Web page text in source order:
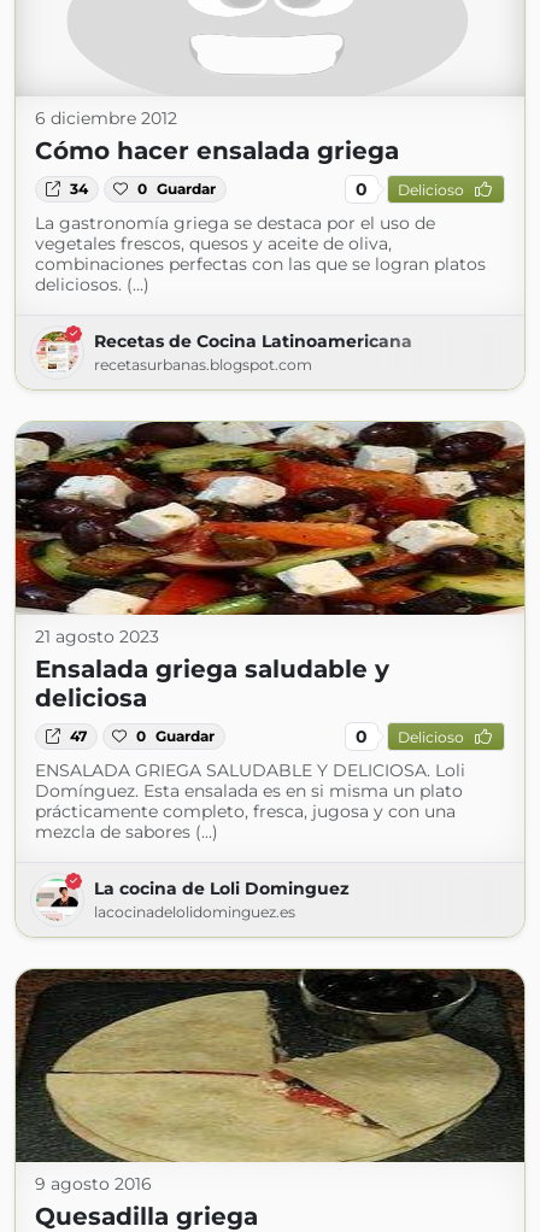
6 diciembre 2012
Cómo hacer ensalada griega
34 0 Guardar 0 Delicioso
La gastronomía griega se destaca por el uso de
vegetales frescos, quesos y aceite de oliva,
combinaciones perfectas con las que se logran platos
deliciosos. (...)
Recetas de Cocina Latinoamericana
recetasurbanas.blogspot.com
21 agosto 2023
Ensalada griega saludable y
deliciosa
47 0 Guardar 0 Delicioso
ENSALADA GRIEGA SALUDABLE Y DELICIOSA. Loli
Domínguez. Esta ensalada es en si misma un plato
prácticamente completo, fresca, jugosa y con una
mezcla de sabores (...)
La cocina de Loli Dominguez
lacocinadelolidominguez.es
9 agosto 2016
Quesadilla griega